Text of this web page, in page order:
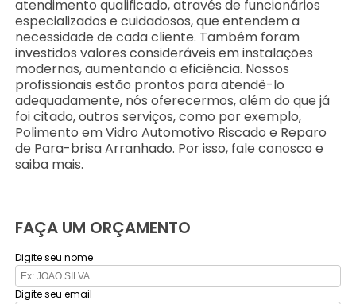
atendimento qualificado, através de funcionários
especializados e cuidadosos, que entendem a
necessidade de cada cliente. Também foram
investidos valores consideráveis em instalações
modernas, aumentando a eficiência. Nossos
profissionais estão prontos para atendê-lo
adequadamente, nós oferecermos, além do que já
foi citado, outros serviços, como por exemplo,
Polimento em Vidro Automotivo Riscado e Reparo
de Para-brisa Arranhado. Por isso, fale conosco e
saiba mais.
FAÇA UM ORÇAMENTO
Digite seu nome
Digite seu email